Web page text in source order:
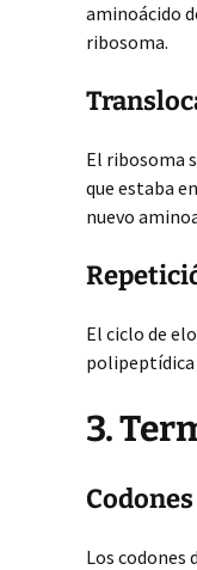
aminoácido
ribosoma.
El ribosoma
que estaba
nuevo
El ciclo de
polipeptídica
3.
Los codones